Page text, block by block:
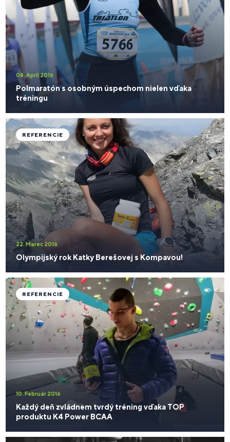
04. Apríl 2016
Polmaratón s osobným úspechom nielen vďaka
tréningu
22. Marec 2016
Olympijský rok Katky Berešovej s Kompavou!
REFERENCIE
10. Február 2016
Každý deň zvládnem tvrdý tréning vďaka TOP
produktu K4 Power BCAA
REFERENCIE